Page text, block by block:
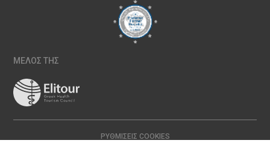
ΜΕΛΟΣ ΤΗΣ
ΡΥΘΜΊΣΕΙΣ COOKIES